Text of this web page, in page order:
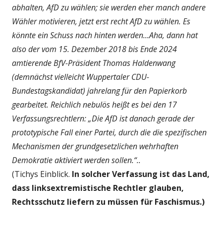
abhalten, AfD zu wählen; sie werden eher manch andere
Wähler motivieren, jetzt erst recht AfD zu wählen. Es
könnte ein Schuss nach hinten werden...Aha, dann hat
also der vom 15. Dezember 2018 bis Ende 2024
amtierende BfV-Präsident Thomas Haldenwang
(demnächst vielleicht Wuppertaler CDU-
Bundestagskandidat) jahrelang für den Papierkorb
gearbeitet. Reichlich nebulös heißt es bei den 17
Verfassungsrechtlern: „Die AfD ist danach gerade der
prototypische Fall einer Partei, durch die die spezifischen
Mechanismen der grundgesetzlichen wehrhaften
Demokratie aktiviert werden sollen.“..
(Tichys Einblick. In solcher Verfassung ist das Land,
dass linksextremistische Rechtler glauben,
Rechtsschutz liefern zu müssen für Faschismus.)